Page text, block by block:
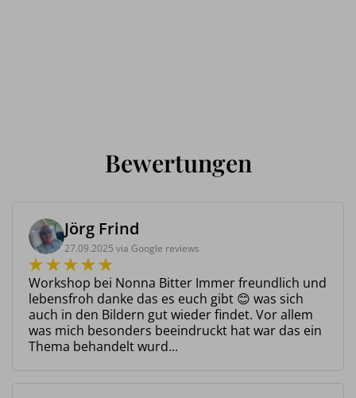
Bewertungen
Jörg Frind
27.09.2025 via Google reviews
Workshop bei Nonna Bitter Immer freundlich und
lebensfroh danke das es euch gibt 😊 was sich
auch in den Bildern gut wieder findet. Vor allem
was mich besonders beeindruckt hat war das ein
Thema behandelt wurd...